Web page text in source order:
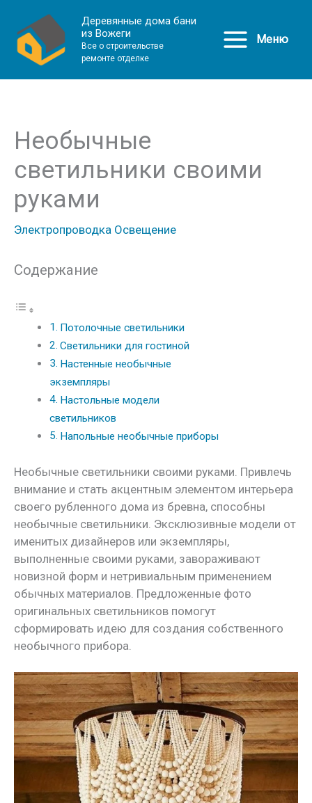
Деревянные дома бани
из Вожеги
Все о строительстве
ремонте отделке
Меню
Необычные
светильники своими
руками
Электропроводка Освещение
Содержание
Потолочные светильники
Светильники для гостиной
Настенные необычные
экземпляры
Настольные модели
светильников
Напольные необычные приборы
Необычные светильники своими руками. Привлечь
внимание и стать акцентным элементом интерьера
своего рубленного дома из бревна, способны
необычные светильники. Эксклюзивные модели от
именитых дизайнеров или экземпляры,
выполненные своими руками, завораживают
новизной форм и нетривиальным применением
обычных материалов. Предложенные фото
оригинальных светильников помогут
сформировать идею для создания собственного
необычного прибора.